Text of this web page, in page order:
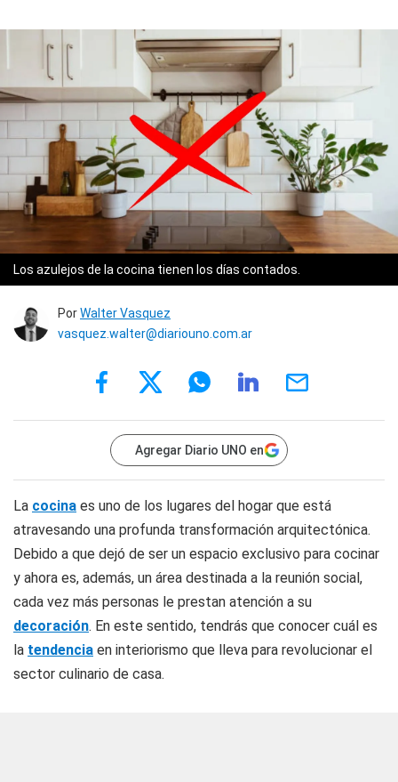
Los azulejos de la cocina tienen los días contados.
PorWalter Vasquez
vasquez.walter@diariouno.com.ar
Agregar Diario UNO en
La cocina es uno de los lugares del hogar que está
atravesando una profunda transformación arquitectónica.
Debido a que dejó de ser un espacio exclusivo para cocinar
y ahora es, además, un área destinada a la reunión social,
cada vez más personas le prestan atención a su
decoración. En este sentido, tendrás que conocer cuál es
la tendencia en interiorismo que lleva para revolucionar el
sector culinario de casa.